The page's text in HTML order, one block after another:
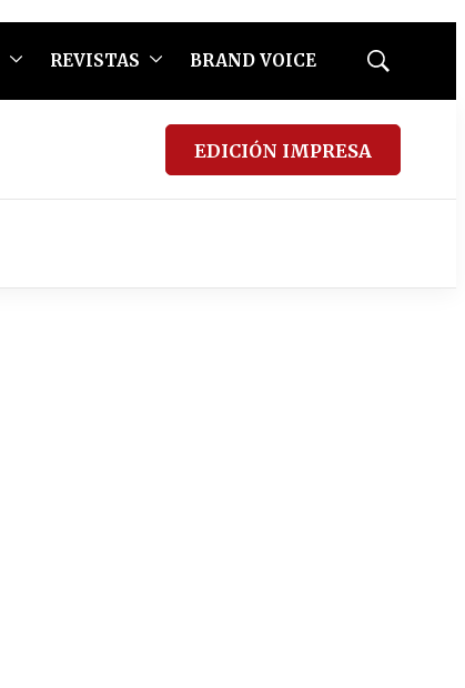
REVISTAS BRAND VOICE
Mostrar
EDICIÓN IMPRESA